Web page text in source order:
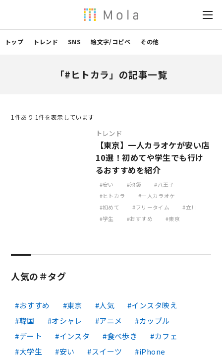
トップ トレンド SNS 絵文字/コピペ その他
「#ヒトカラ」の記事一覧
1 件あり 1件を表示しています
トレンド
【東京】一人カラオケが安い店
10選！初めてや学生でも行け
るおすすめを紹介
安い 池袋
八王子
ヒトカラ
一人カラオケ
初めて
フリータイム
立川
学生
おすすめ 東京
人気の＃タグ
おすすめ 東京 人気
インスタ映え
韓国
オシャレ アニメ
カップル
デート
インスタ 食べ歩き
カフェ
大学生
安い スイーツ
iPhone